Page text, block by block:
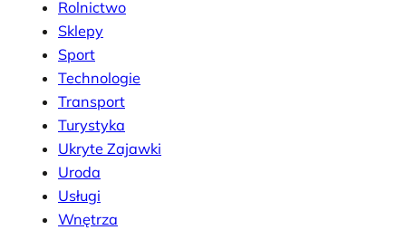
Rolnictwo
Sklepy
Sport
Technologie
Transport
Turystyka
Ukryte Zajawki
Uroda
Usługi
Wnętrza